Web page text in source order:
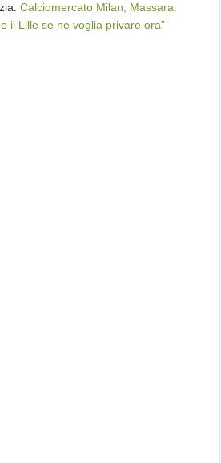
Calciomercato Milan, Massara:
il Lille se ne voglia privare ora”